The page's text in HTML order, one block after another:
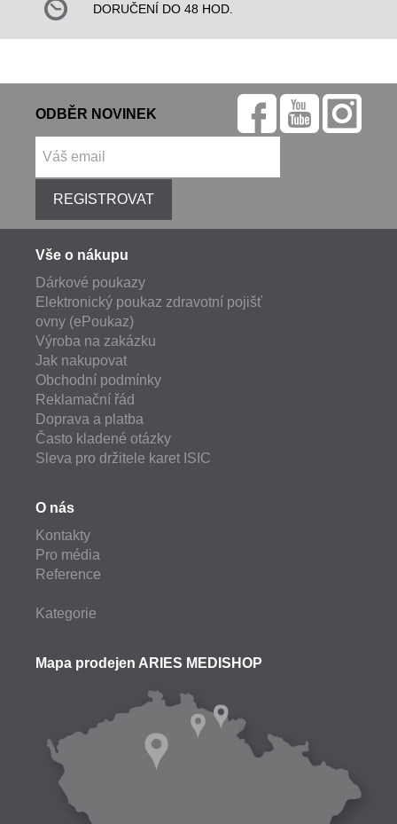
DORUČENÍ DO 48 HOD.
ODBĚR NOVINEK
REGISTROVAT
Vše o nákupu
Dárkové poukazy
Elektronický poukaz zdravotní pojišť
ovny (ePoukaz)
Výroba na zakázku
Jak nakupovat
Obchodní podmínky
Reklamační řád
Doprava a platba
Často kladené otázky
Sleva pro držitele karet ISIC
O nás
Kontakty
Pro média
Reference
Kategorie
Mapa prodejen ARIES MEDISHOP